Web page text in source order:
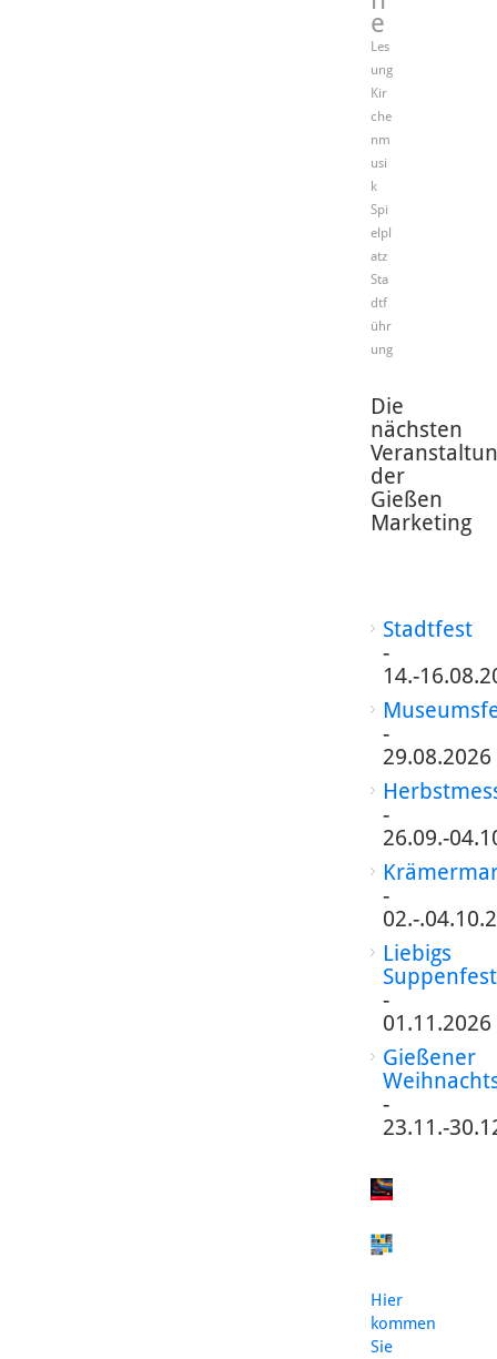
e
Les
ung
Kir
che
nm
usi
k
Spi
elpl
atz
Sta
dtf
ühr
ung
Die
nächsten
der
Gießen
Marketing
Stadtfest
-
14.-
-
29.08.2026
-
26.09.-
-
02.-
Liebigs
Suppenfest
-
01.11.2026
Gießener
-
23.11.-
Hier
kommen
Sie